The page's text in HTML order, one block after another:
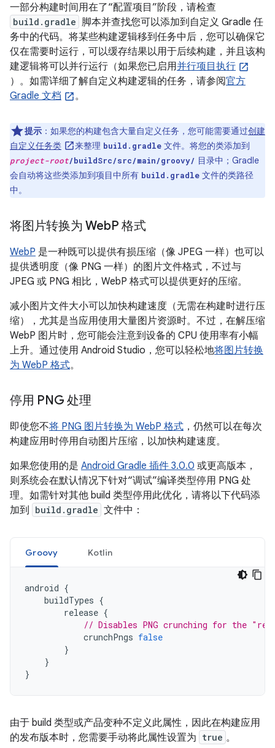
一部分构建时间用在了“配置项目”阶段，请检查
build.gradle 脚本并查找您可以添加到自定义 Gradle 任
务中的代码。将某些构建逻辑移到任务中后，您可以确保它
仅在需要时运行，可以缓存结果以用于后续构建，并且该构
建逻辑将可以并行运行（如果您已启用并行项目执行
）。如需详细了解自定义构建逻辑的任务，请参阅官方
Gradle 文档
。
提示 ：如果您的构建包含大量自定义任务，您可能需要通过创建
自定义任务类
来整理 build.gradle 文件。将您的类添加到
project-root/buildSrc/src/main/groovy/ 目录中；Gradle
会自动将这些类添加到项目中所有 build.gradle 文件的类路径
中。
将图片转换为 WebP 格式
WebP 是一种既可以提供有损压缩（像 JPEG 一样）也可以
提供透明度（像 PNG 一样）的图片文件格式，不过与
JPEG 或 PNG 相比，WebP 格式可以提供更好的压缩。
减小图片文件大小可以加快构建速度（无需在构建时进行压
缩），尤其是当应用使用大量图片资源时。不过，在解压缩
WebP 图片时，您可能会注意到设备的 CPU 使用率有小幅
上升。通过使用 Android Studio，您可以轻松地将图片转换
为 WebP 格式。
停用 PNG 处理
即使您不将 PNG 图片转换为 WebP 格式 ，仍然可以在每次
构建应用时停用自动图片压缩，以加快构建速度。
如果您使用的是 Android Gradle 插件 3.0.0 或更高版本，
则系统会在默认情况下针对“调试”编译类型停用 PNG 处
理。如需针对其他 build 类型停用此优化，请将以下代码添
加到
build.gradle 文件中：
Groovy Kotlin
android {
buildTypes {
release {
// Disables PNG crunching for the
crunchPngs false
}
}
}
由于 build 类型或产品变种不定义此属性，因此在构建应用
的发布版本时，您需要手动将此属性设置为 true 。